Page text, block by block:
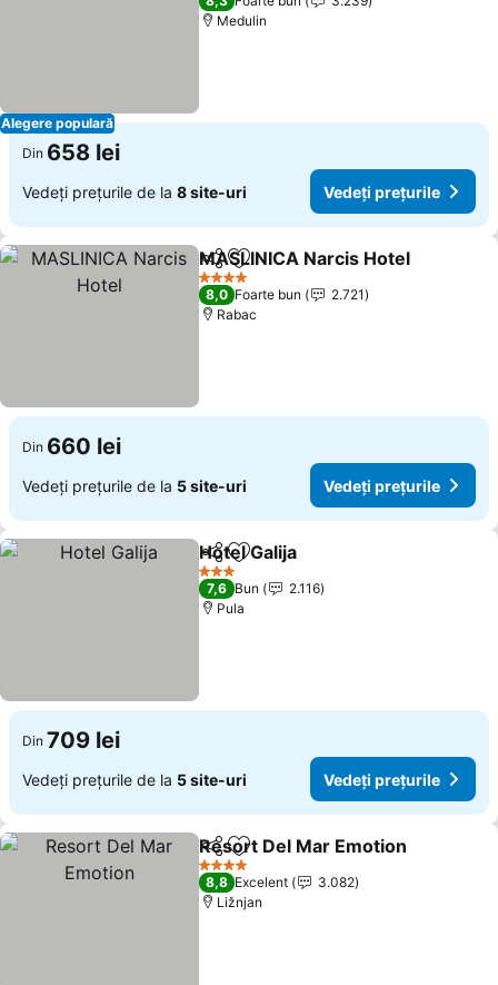
Alegere populară
Medulin
Din 658 lei
Vedeți prețurile de la 8 site-uri Vedeți prețurile
DistribuițiAdăugaţi la favorite
MASLINICA Narcis Hotel
4 Stele
8,0 Foarte bun
2.721
Rabac
Din 660 lei
Vedeți prețurile de la 5 site-uri Vedeți prețurile
DistribuițiAdăugaţi la favorite
Hotel Galija
3 Stele
7,6 Bun
2.116
Pula
Din 709 lei
Vedeți prețurile de la 5 site-uri Vedeți prețurile
DistribuițiAdăugaţi la favorite
Resort Del Mar Emotion
4 Stele
8,8 Excelent
3.082
Ližnjan